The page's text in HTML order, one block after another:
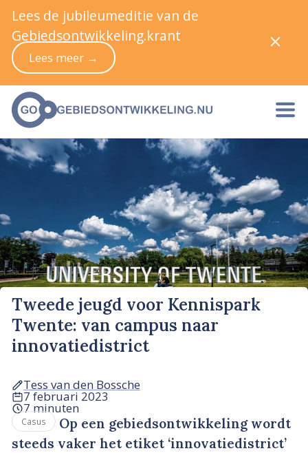
Tweede jeugd voor Kennispark
Twente: van campus naar
innovatiedistrict
Tess van den Bossche
7 februari 2023
7 minuten
Casus
Op een gebiedsontwikkeling wordt
steeds vaker het etiket ‘innovatiedistrict’
Lees de jubileumeditie van de
Gebiedsontwikkeling.krant
Lees meer →